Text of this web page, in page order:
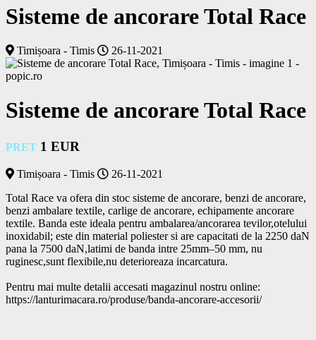
Sisteme de ancorare Total Race
Timișoara - Timis 26-11-2021
Sisteme de ancorare Total Race
PRET 1 EUR
Timișoara - Timis
26-11-2021
Total Race va ofera din stoc sisteme de ancorare, benzi de ancorare,
benzi ambalare textile, carlige de ancorare, echipamente ancorare
textile. Banda este ideala pentru ambalarea/ancorarea tevilor,otelului
inoxidabil; este din material poliester si are capacitati de la 2250 daN
pana la 7500 daN,latimi de banda intre 25mm–50 mm, nu
ruginesc,sunt flexibile,nu deterioreaza incarcatura.
Pentru mai multe detalii accesati magazinul nostru online:
https://lanturimacara.ro/produse/banda-ancorare-accesorii/